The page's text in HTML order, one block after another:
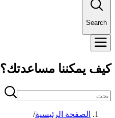
Search
كيف يمكننا مساعدتك؟
الصفحة الرئيسية/